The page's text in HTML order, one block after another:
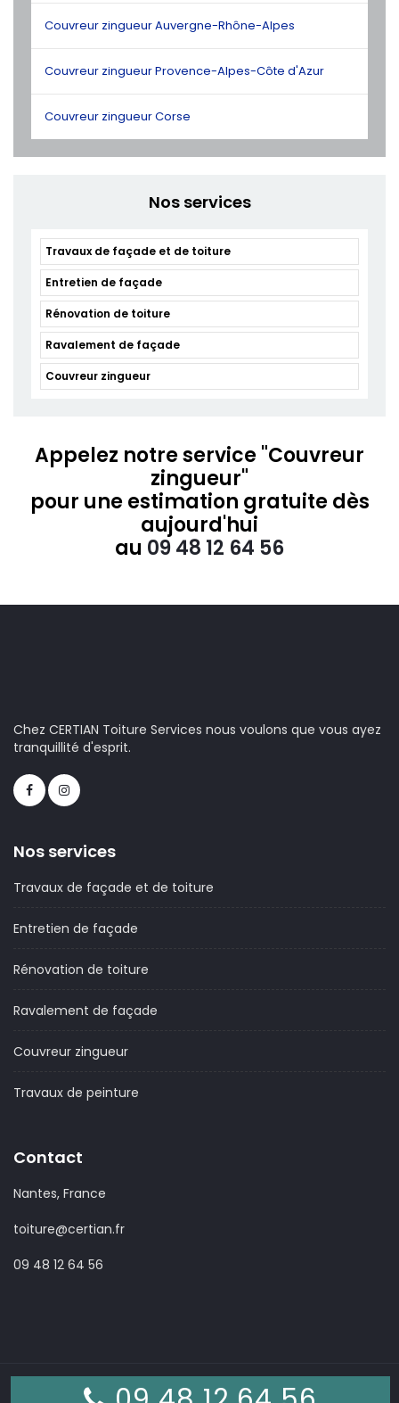
Couvreur zingueur Auvergne-Rhône-Alpes
Couvreur zingueur Provence-Alpes-Côte d'Azur
Couvreur zingueur Corse
Nos services
Travaux de façade et de toiture
Entretien de façade
Rénovation de toiture
Ravalement de façade
Couvreur zingueur
Appelez notre service "Couvreur
zingueur"
pour une estimation gratuite dès
aujourd'hui
au 09 48 12 64 56
Chez CERTIAN Toiture Services nous voulons que vous ayez
tranquillité d'esprit.
Nos services
Travaux de façade et de toiture
Entretien de façade
Rénovation de toiture
Ravalement de façade
Couvreur zingueur
Travaux de peinture
Contact
Nantes, France
toiture@certian.fr
09 48 12 64 56
© 2026 - CERTIAN Toiture Services.